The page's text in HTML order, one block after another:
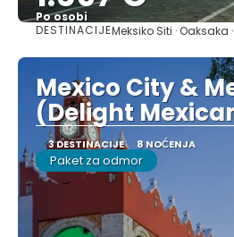
Po osobi
Pogledajte
DESTINACIJEMeksiko Siti · Oaksaka
Mexico City &
(Delight
3 DESTINACIJE 8 NOĆENJA
Paket za odmor